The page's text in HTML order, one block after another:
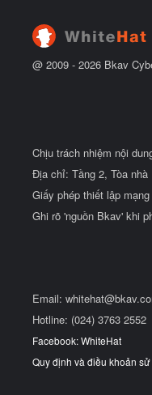
u
@ 2009 - 2026 Bkav
Chịu trách nhiệm nội
Địa chỉ: Tầng 2, Tòa
Giấy phép thiết lập
Ghi rõ 'nguồn Bkav' khi
Email:
Hotline: (024) 3763 2552
Facebook: WhiteHat
Quy định và điều khoản sử